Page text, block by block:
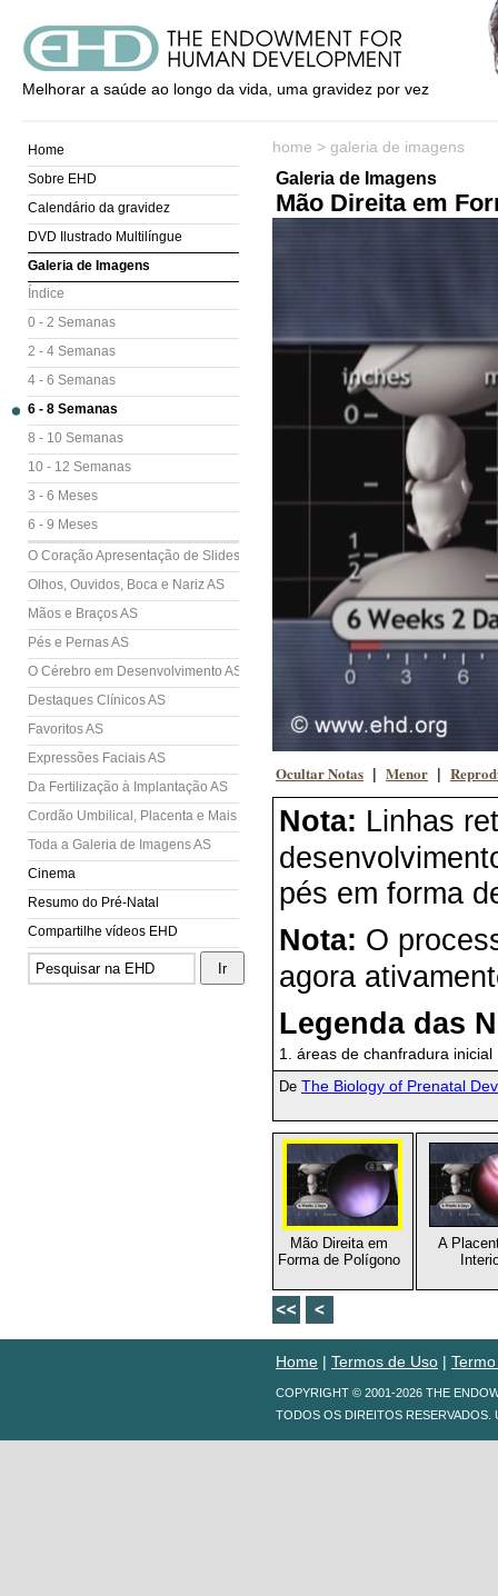
Melhorar a saúde ao longo da vida, uma gravidez por vez
Home
Sobre EHD
Calendário da gravidez
DVD Ilustrado Multilíngue
Galeria de Imagens
Índice
0 - 2 Semanas
2 - 4 Semanas
4 - 6 Semanas
6 - 8 Semanas
8 - 10 Semanas
10 - 12 Semanas
3 - 6 Meses
6 - 9 Meses
O Coração Apresentação de Slides (AS)
Olhos, Ouvidos, Boca e Nariz AS
Mãos e Braços AS
Pés e Pernas AS
O Cérebro em Desenvolvimento AS
Destaques Clínicos AS
Favoritos AS
Expressões Faciais AS
Da Fertilização à Implantação AS
Cordão Umbilical, Placenta e Mais AS
Toda a Galeria de Imagens AS
Cinema
Resumo do Pré-Natal
Compartilhe vídeos EHD
home > galeria de imagens
Galeria de Imagens
Mão Direita em
Ocultar Notas | Menor |
Nota: Linhas
pés em forma
Nota: O
agora
Legenda das
1. áreas de chanfradura inicial
De The Biology of Prenatal
Mão Direita em
Forma de Polígono
A
Home | Termos de Uso |
COPYRIGHT © 2001-2026 THE
TODOS OS DIREITOS